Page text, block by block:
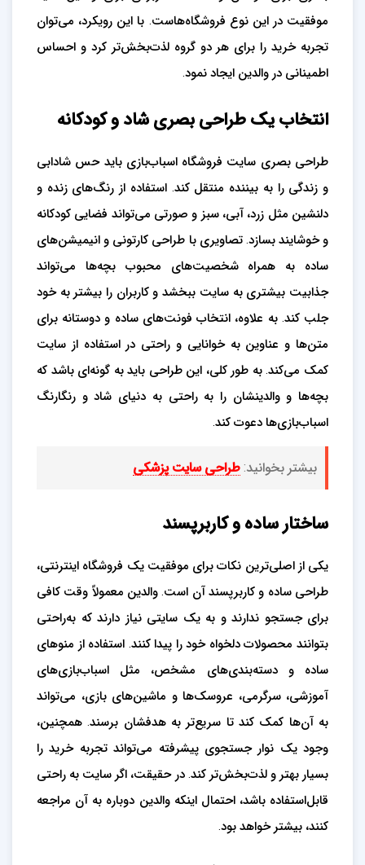
موفقیت در این نوع فروشگاه‌هاست. با این رویکرد، می‌توان
تجربه خرید را برای هر دو گروه لذت‌بخش‌تر کرد و احساس
اطمینانی در والدین ایجاد نمود.
انتخاب یک طراحی بصری شاد و کودکانه
طراحی بصری سایت فروشگاه اسباب‌بازی باید حس شادابی
و زندگی را به بیننده منتقل کند. استفاده از رنگ‌های زنده و
دلنشین مثل زرد، آبی، سبز و صورتی می‌تواند فضایی کودکانه
و خوشایند بسازد. تصاویری با طراحی کارتونی و انیمیشن‌های
ساده به همراه شخصیت‌های محبوب بچه‌ها می‌تواند
جذابیت بیشتری به سایت ببخشد و کاربران را بیشتر به خود
جلب کند. به علاوه، انتخاب فونت‌های ساده و دوستانه برای
متن‌ها و عناوین به خوانایی و راحتی در استفاده از سایت
کمک می‌کند. به طور کلی، این طراحی باید به گونه‌ای باشد که
بچه‌ها و والدینشان را به راحتی به دنیای شاد و رنگارنگ
اسباب‌بازی‌ها دعوت کند.
بیشتر بخوانید: طراحی سایت پزشکی
ساختار ساده و کاربرپسند
یکی از اصلی‌ترین نکات برای موفقیت یک فروشگاه اینترنتی،
طراحی ساده و کاربرپسند آن است. والدین معمولاً وقت کافی
برای جستجو ندارند و به یک سایتی نیاز دارند که به‌راحتی
بتوانند محصولات دلخواه خود را پیدا کنند. استفاده از منوهای
ساده و دسته‌بندی‌های مشخص، مثل اسباب‌بازی‌های
آموزشی، سرگرمی، عروسک‌ها و ماشین‌های بازی، می‌تواند
به آن‌ها کمک کند تا سریع‌تر به هدفشان برسند. همچنین،
وجود یک نوار جستجوی پیشرفته می‌تواند تجربه خرید را
بسیار بهتر و لذت‌بخش‌تر کند. در حقیقت، اگر سایت به راحتی
قابل‌استفاده باشد، احتمال اینکه والدین دوباره به آن مراجعه
کنند، بیشتر خواهد بود.